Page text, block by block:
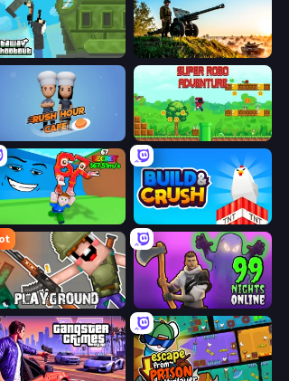
Shootout Artillery Vs Tanks
Rush Hour Cafe Super Robo - Adventure
Build and Crush
99 Nights in the Forest Online